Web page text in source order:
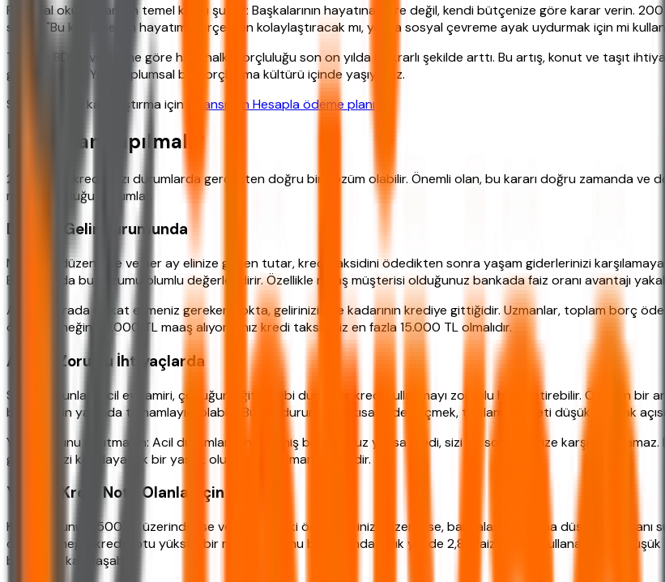
Finansal okuryazarlığın temel kuralı şudur: Başkalarının hayatına göre değil, kendi bütçenize göre karar verin.
sorun: "Bu kredi benim hayatımı gerçekten kolaylaştıracak mı, yoksa sosyal çevreme ayak uydurmak için mi
TÜİK ve BDDK verilerine göre hanehalkı borçluluğu son on yılda istikrarlı şekilde arttı. Bu artış, konut ve taşıt
gerçekleşiyor. Yani toplumsal bir borçlanma kültürü içinde yaşıyoruz.
Seçim öncesi karşılaştırma için
Finansman Hesapla ödeme planı
Ne Zaman Yapılmalı?
200 Bin TL kredi bazı durumlarda gerçekten doğru bir çözüm olabilir. Önemli olan, bu kararı doğru zamanda ve
mantıklı olduğu durumlar.
Düzenli Gelir Durumunda
Maaşınız düzenliyse ve her ay elinize geçen tutar, kredi taksidini ödedikten sonra yaşam giderlerinizi
Bankalar da bu durumu olumlu değerlendirir. Özellikle maaş müşterisi olduğunuz bankada faiz oranı avantajı
Ancak burada dikkat etmeniz gereken nokta, gelirinizin ne kadarının krediye gittiğidir. Uzmanlar, toplam borç
önerir. Örneğin 50.000 TL maaş alıyorsanız kredi taksidiniz en fazla 15.000 TL olmalıdır.
Acil ve Zorunlu İhtiyaçlarda
Sağlık sorunları, acil ev tamiri, çocuğun eğitimi gibi durumlar kredi kullanmayı zorunlu hale getirebilir. Örneğin bir
birikiminizin yanında tamamlayıcı olabilir. Bu tür durumlarda kısa vade seçmek, toplam maliyeti düşük tutmak
Yine de şunu unutmayın: Acil durumlar için birikmiş bir fonunuz yoksa kredi, sizi bir sonraki krize karşı
giderlerinizi karşılayacak bir yastık oluşturmuş olmanız idealdir.
Yüksek Kredi Notu Olanlar İçin
Kredi notunuz 1500'ün üzerindeyse ve geçmişteki ödemeleriniz düzenliyse, bankalar size daha düşük faiz oranı
düşer. Örneğin kredi notu yüksek bir müşteri, kamu bankasında aylık yüzde 2,89 faizle kredi kullanabilirken
bir oranla karşılaşabilir.